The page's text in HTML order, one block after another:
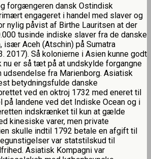
forgængeren dansk Ostindisk
engageret i handel med slaver og
nylig påvist af Birthe Lauritsen at der
tusinde indiske slaver fra de danske
især Aceh (Atschin) på Sumatra
2017). Så kolonierne i Asien kunne godt
nu er så tæt på at undskylde forgangne
udsendelse fra Marienborg. Asiatisk
betydningsfulde danske
ved en oktroj 1732 med eneret til
på landene ved det Indiske Ocean og i
indskrænket til kun at gælde
kinesiske varer, men private
skulle indtil 1792 betale en afgift til
var statstilskud til
Asiatisk Kompagni var